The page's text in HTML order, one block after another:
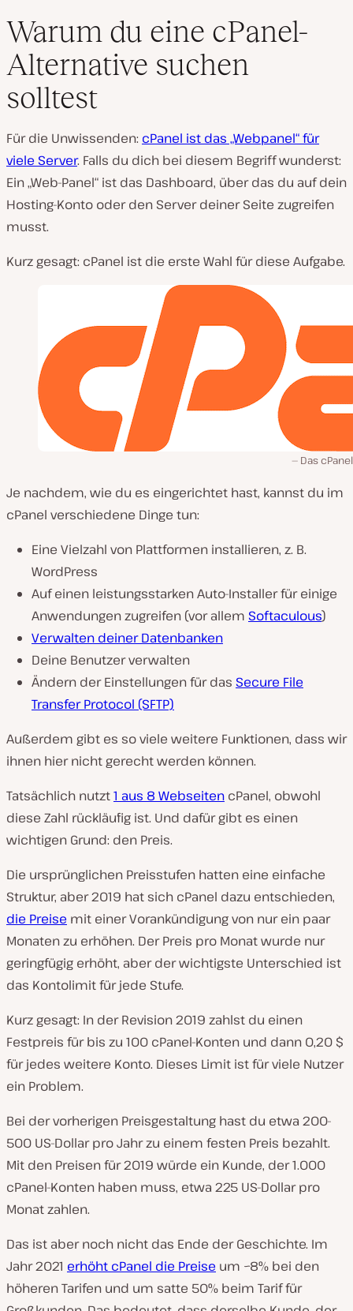
Warum du eine cPanel-
Alternative suchen
solltest
Für die Unwissenden: cPanel ist das „Webpanel“ für
viele Server. Falls du dich bei diesem Begriff wunderst:
Ein „Web-Panel“ ist das Dashboard, über das du auf dein
Hosting-Konto oder den Server deiner Seite zugreifen
musst.
Kurz gesagt: cPanel ist die erste Wahl für diese Aufgabe.
Das
Je nachdem, wie du es eingerichtet hast, kannst du im
cPanel verschiedene Dinge tun:
Eine Vielzahl von Plattformen installieren, z. B.
WordPress
Auf einen leistungsstarken Auto-Installer für einige
Anwendungen zugreifen (vor allem Softaculous)
Verwalten deiner Datenbanken
Deine Benutzer verwalten
Ändern der Einstellungen für das Secure File
Transfer Protocol (SFTP)
Außerdem gibt es so viele weitere Funktionen, dass wir
ihnen hier nicht gerecht werden können.
Tatsächlich nutzt1 aus 8 Webseiten cPanel, obwohl
diese Zahl rückläufig ist. Und dafür gibt es einen
wichtigen Grund: den Preis.
Die ursprünglichen Preisstufen hatten eine einfache
Struktur, aber 2019 hat sich cPanel dazu entschieden,
die Preise mit einer Vorankündigung von nur ein paar
Monaten zu erhöhen. Der Preis pro Monat wurde nur
geringfügig erhöht, aber der wichtigste Unterschied ist
das Kontolimit für jede Stufe.
Kurz gesagt: In der Revision 2019 zahlst du einen
Festpreis für bis zu 100 cPanel-Konten und dann 0,20 $
für jedes weitere Konto. Dieses Limit ist für viele Nutzer
ein Problem.
Bei der vorherigen Preisgestaltung hast du etwa 200-
500 US-Dollar pro Jahr zu einem festen Preis bezahlt.
Mit den Preisen für 2019 würde ein Kunde, der 1.000
cPanel-Konten haben muss, etwa 225 US-Dollar pro
Monat zahlen.
Das ist aber noch nicht das Ende der Geschichte. Im
Jahr 2021 erhöht cPanel die Preise um ~8% bei den
höheren Tarifen und um satte 50% beim Tarif für